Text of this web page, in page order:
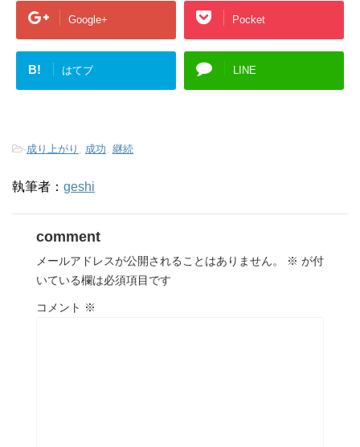
Google+ Pocket
B! はてブ LINE
-成り上がり 成功 継続
執筆者： geshi
comment
メールアドレスが公開されることはありません。 ※ が付
いている欄は必須項目です
コメント ※